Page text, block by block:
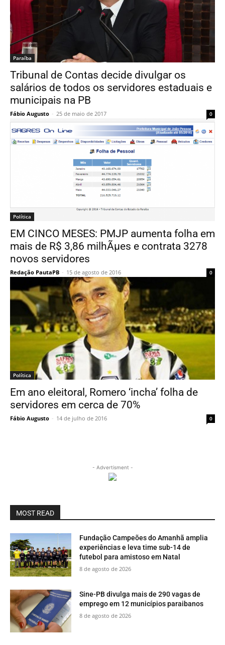
Paraí­ba
Tribunal de Contas decide divulgar os
salários de todos os servidores estaduais e
municipais na PB
Fábio Augusto - 25 de maio de 2017 0
Política
EM CINCO MESES: PMJP aumenta folha em
mais de R$ 3,86 milhÃµes e contrata 3278
novos servidores
Redação PautaPB - 15 de agosto de 2016 0
Política
Em ano eleitoral, Romero ‘incha’ folha de
servidores em cerca de 70%
Fábio Augusto - 14 de julho de 2016 0
- Advertisment -
MOST READ
Fundação Campeões do Amanhã amplia
experiências e leva time sub-14 de
futebol para amistoso em Natal
8 de agosto de 2026
Sine-PB divulga mais de 290 vagas de
emprego em 12 municípios paraibanos
8 de agosto de 2026